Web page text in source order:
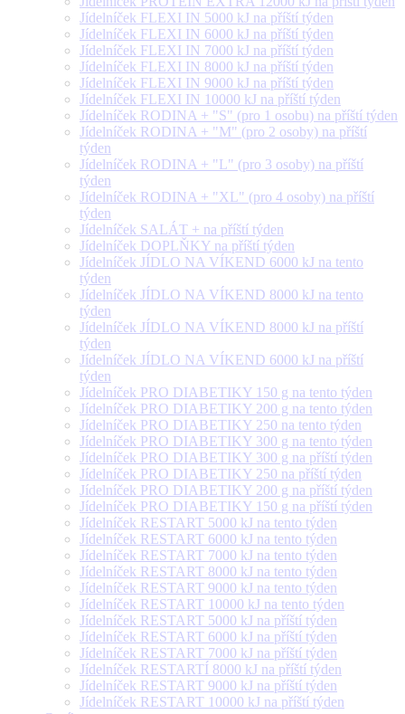
Jídelníček FLEXI IN 5000 kJ na příští týden
Jídelníček FLEXI IN 6000 kJ na příští týden
Jídelníček FLEXI IN 7000 kJ na příští týden
Jídelníček FLEXI IN 8000 kJ na příští týden
Jídelníček FLEXI IN 9000 kJ na příští týden
Jídelníček FLEXI IN 10000 kJ na příští týden
Jídelníček RODINA + "S" (pro 1 osobu) na příští týden
Jídelníček RODINA + "M" (pro 2 osoby) na příští
týden
Jídelníček RODINA + "L" (pro 3 osoby) na příští
týden
Jídelníček RODINA + "XL" (pro 4 osoby) na příští
týden
Jídelníček SALÁT + na příští týden
Jídelníček DOPLŇKY na příští týden
Jídelníček JÍDLO NA VÍKEND 6000 kJ na tento
týden
Jídelníček JÍDLO NA VÍKEND 8000 kJ na tento
týden
Jídelníček JÍDLO NA VÍKEND 8000 kJ na příští
týden
Jídelníček JÍDLO NA VÍKEND 6000 kJ na příští
týden
Jídelníček PRO DIABETIKY 150 g na tento týden
Jídelníček PRO DIABETIKY 200 g na tento týden
Jídelníček PRO DIABETIKY 250 na tento týden
Jídelníček PRO DIABETIKY 300 g na tento týden
Jídelníček PRO DIABETIKY 300 g na příští týden
Jídelníček PRO DIABETIKY 250 na příští týden
Jídelníček PRO DIABETIKY 200 g na příští týden
Jídelníček PRO DIABETIKY 150 g na příští týden
Jídelníček RESTART 5000 kJ na tento týden
Jídelníček RESTART 6000 kJ na tento týden
Jídelníček RESTART 7000 kJ na tento týden
Jídelníček RESTART 8000 kJ na tento týden
Jídelníček RESTART 9000 kJ na tento týden
Jídelníček RESTART 10000 kJ na tento týden
Jídelníček RESTART 5000 kJ na příští týden
Jídelníček RESTART 6000 kJ na příští týden
Jídelníček RESTART 7000 kJ na příští týden
Jídelníček RESTARTÍ 8000 kJ na příští týden
Jídelníček RESTART 9000 kJ na příští týden
Jídelníček RESTART 10000 kJ na příští týden